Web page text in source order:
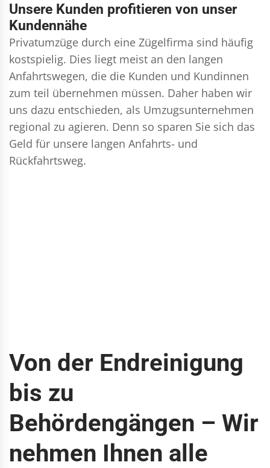
Unsere Kunden profitieren von unser
Kundennähe
Privatumzüge durch eine Zügelfirma sind häufig
kostspielig. Dies liegt meist an den langen
Anfahrtswegen, die die Kunden und Kundinnen
zum teil übernehmen müssen. Daher haben wir
uns dazu entschieden, als Umzugsunternehmen
regional zu agieren. Denn so sparen Sie sich das
Geld für unsere langen Anfahrts- und
Rückfahrtsweg.
Von der Endreinigung
bis zu
Behördengängen – Wir
nehmen Ihnen alle